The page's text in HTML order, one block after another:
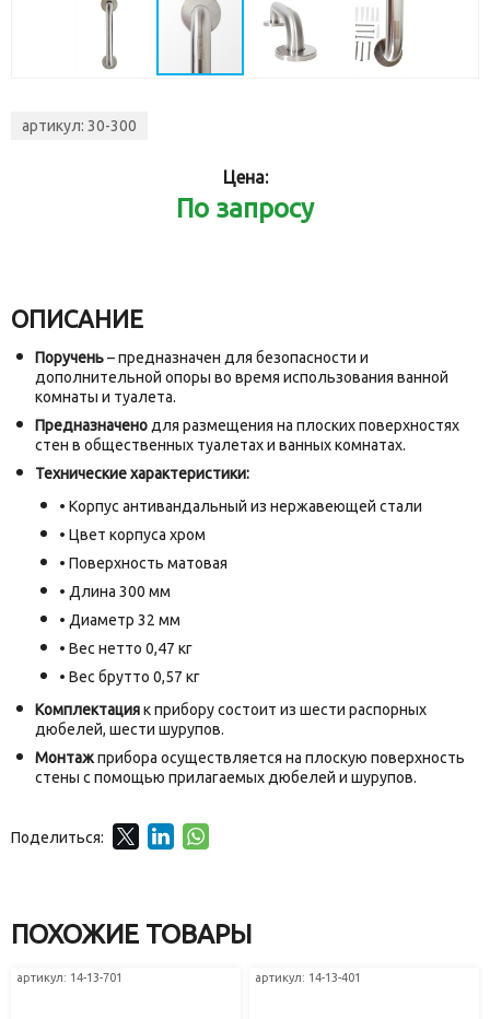
артикул: 30-300
Цена:
По запросу
ОПИСАНИЕ
Поручень– предназначен для безопасности и
дополнительной опоры во время использования ванной
комнаты и туалета.
Предназначенодля размещения на плоских поверхностях
стен в общественных туалетах и ванных комнатах.
Технические характеристики:
• Корпус антивандальный из нержавеющей стали
• Цвет корпуса хром
• Поверхность матовая
• Длина 300 мм
• Диаметр 32 мм
• Вес нетто 0,47 кг
• Вес брутто 0,57 кг
Комплектацияк прибору состоит из шести распорных
дюбелей, шести шурупов.
Монтажприбора осуществляется на плоскую поверхность
стены с помощью прилагаемых дюбелей и шурупов.
Поделиться:
ПОХОЖИЕ ТОВАРЫ
артикул: 14-13-701 артикул: 14-13-401